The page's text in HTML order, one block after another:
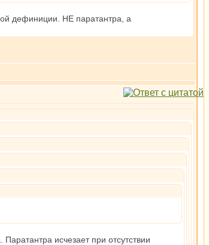
дефиниции. НЕ паратантра, а
исчезает при отсутствии